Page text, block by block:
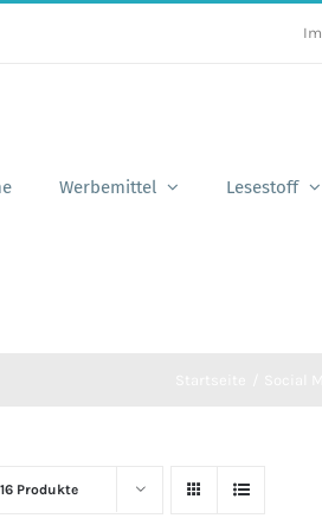
Werbemittel Lesestoff
16 Produkte